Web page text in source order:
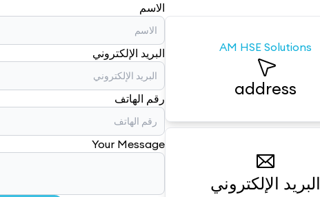
AM HSE Solutions
address
البريد الإلكتروني
الاسم
البريد الإلكتروني
رقم الهاتف
Your Message